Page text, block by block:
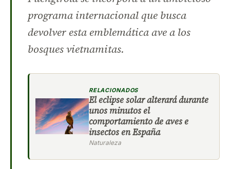
programa internacional que busca
devolver esta emblemática ave a los
bosques vietnamitas.
RELACIONADOS
El eclipse solar alterará durante
unos minutos el
comportamiento de aves e
insectos en España
Naturaleza